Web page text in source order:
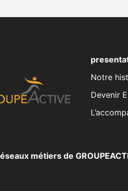
Notre
Devenir
métiers de